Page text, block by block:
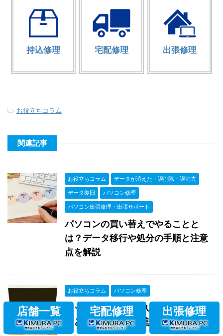
持込修理 宅配修理 出張修理
-お役立ちコラム
関連記事
お役立ちコラム データが消えた・誤削除・誤消去
データ復旧 パソコン修理
パソコン出張修理・出張サポート
パソコンの買い替えでやることと
は？データ移行や処分の手順と注意
点を解説
お役立ちコラム パソコン修理
ネットが繋がりにくい原因は？対処
法と対策について解説
店舗一覧 宅配修理 出張修理